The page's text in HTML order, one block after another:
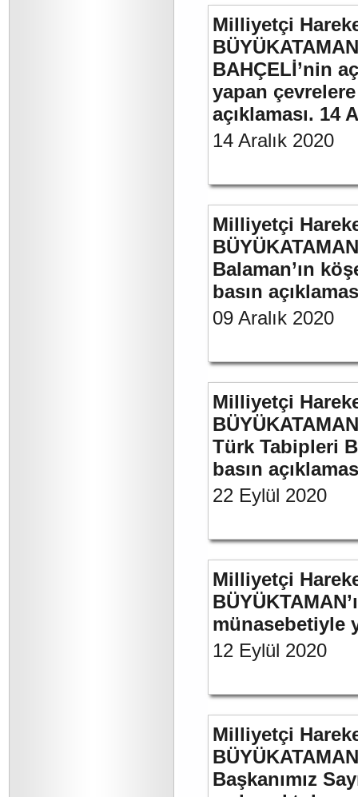
Milliyetçi
BAHÇELİ’nin
yapan
açıklaması. 14
14 Aralık 2020
Milliyetçi
Balaman’ın
basın
09 Aralık 2020
Milliyetçi
Türk Tabipleri
basın
22 Eylül 2020
Milliyetçi
münasebetiyle
12 Eylül 2020
Milliyetçi
Başkanımız